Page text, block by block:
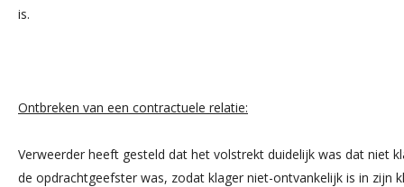
is.
Ontbreken van een contractuele relatie:
Verweerder heeft gesteld dat het volstrekt duidelijk was dat niet
de opdrachtgeefster was, zodat klager niet-ontvankelijk is in zijn